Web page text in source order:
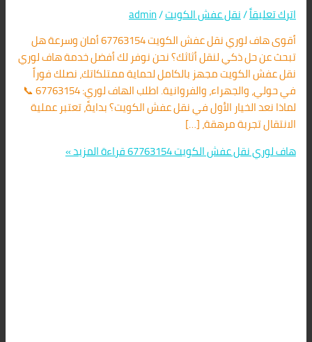
اترك تعليقاً/نقل عفش الكويت/
admin
أقوى هاف لوري نقل عفش الكويت 67763154 أمان وسرعة هل
تبحث عن حل ذكي لنقل أثاثك؟ نحن نوفر لك أفضل خدمة هاف لوري
نقل عفش الكويت مجهز بالكامل لحماية ممتلكاتك، نصلك فوراً
في حولي، والجهراء، والفروانية. اطلب الهاف لوري: 67763154 📞
لماذا نعد الخيار الأول في نقل عفش الكويت؟ بدايةً، تعتبر عملية
الانتقال تجربة مرهقة، […]
هاف لوري نقل عفش الكويت 67763154
قراءة المزيد »